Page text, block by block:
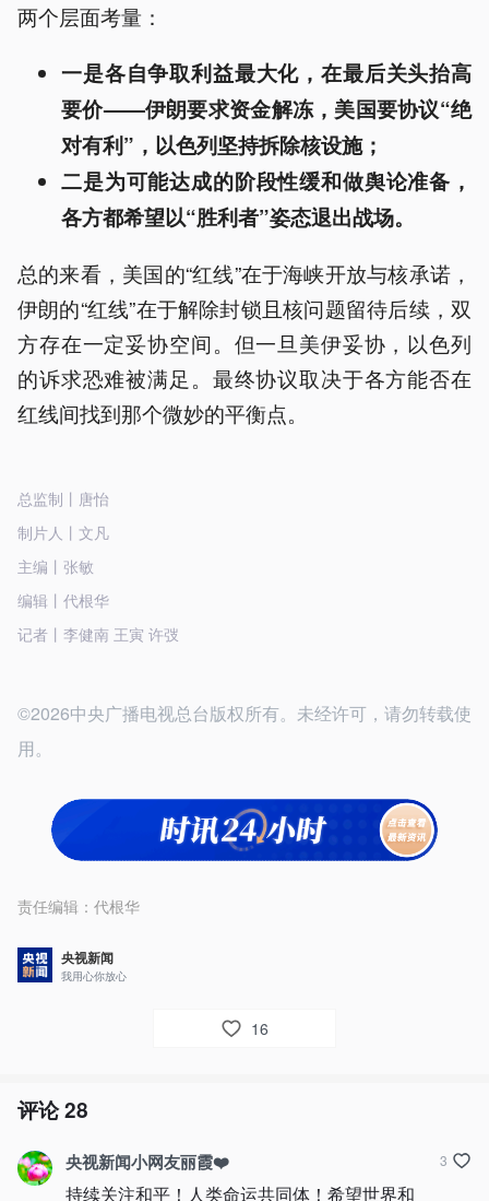
两个层面考量：
一是各自争取利益最大化，在最后关头抬高
要价——伊朗要求资金解冻，美国要协议“绝
对有利”，以色列坚持拆除核设施；
二是为可能达成的阶段性缓和做舆论准备，
各方都希望以“胜利者”姿态退出战场。
总的来看，美国的“红线”在于海峡开放与核承诺，
伊朗的“红线”在于解除封锁且核问题留待后续，双
方存在一定妥协空间。但一旦美伊妥协，以色列
的诉求恐难被满足。最终协议取决于各方能否在
红线间找到那个微妙的平衡点。
总监制丨唐怡
制片人丨文凡
主编丨张敏
编辑丨代根华
记者丨李健南 王寅 许弢
©2026中央广播电视总台版权所有。未经许可，请勿转载使
用。
责任编辑： 代根华
央视新闻
我用心你放心
16
评论28
央视新闻小网友丽霞❤️
持续关注和平！人类命运共同体！希望世界和
3